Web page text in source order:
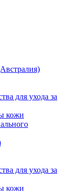
для ухода за
кожи
для ухода за
кожи